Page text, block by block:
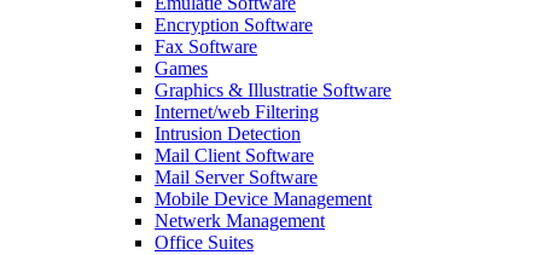
Encryption Software
Fax Software
Games
Graphics & Illustratie Software
Internet/web Filtering
Intrusion Detection
Mail Client Software
Mail Server Software
Mobile Device Management
Netwerk Management
Office Suites